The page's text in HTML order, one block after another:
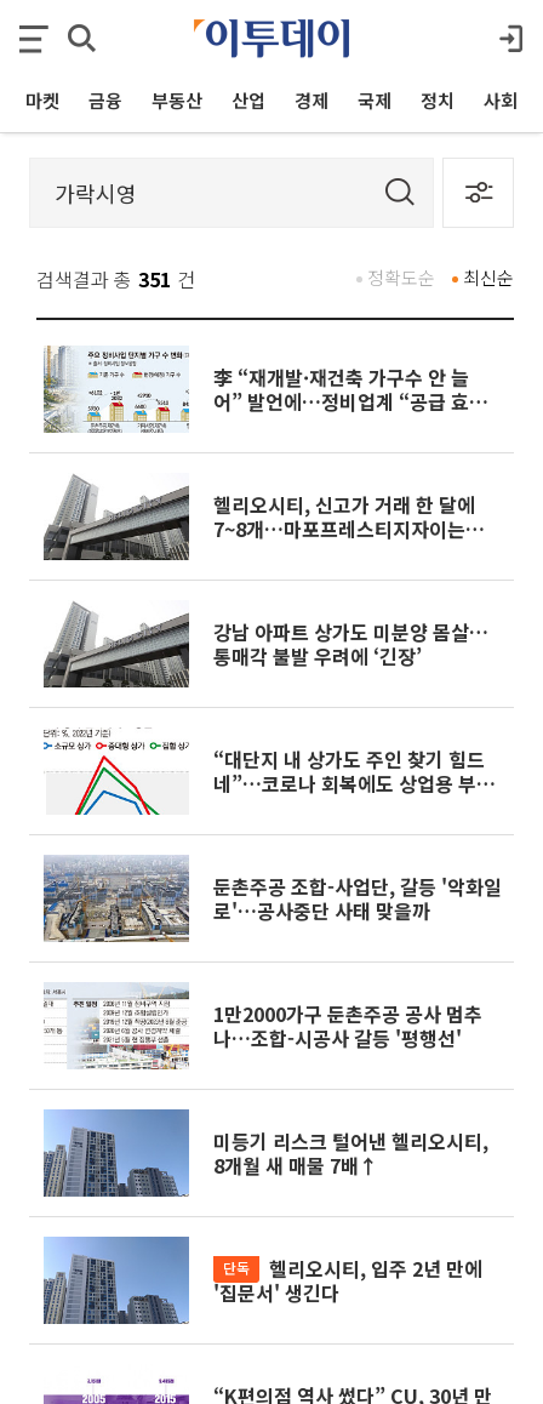
마켓 금융 부동산 산업 경제 국제 정치 사회
검색결과 총 351 건 최신순
정확도순
李 “재개발·재건축 가구수 안 늘
어” 발언에…정비업계 “공급 효과
헬리오시티, 신고가 거래 한 달에
7~8개…마포프레스티지자이는
강남 아파트 상가도 미분양 몸살…
통매각 불발 우려에 ‘긴장’
“대단지 내 상가도 주인 찾기 힘드
네”…코로나 회복에도 상업용 부동
둔촌주공 조합-사업단, 갈등 '악화일
로'…공사중단 사태 맞을까
1만2000가구 둔촌주공 공사 멈추
나…조합-시공사 갈등 '평행선'
미등기 리스크 털어낸 헬리오시티,
8개월 새 매물 7배↑
단독
'집문서' 생긴다
“K편의점 역사 썼다” CU, 30년 만